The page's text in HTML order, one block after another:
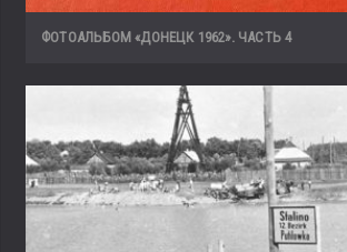
ФОТОАЛЬБОМ «ДОНЕЦК 1962». ЧАСТЬ 4